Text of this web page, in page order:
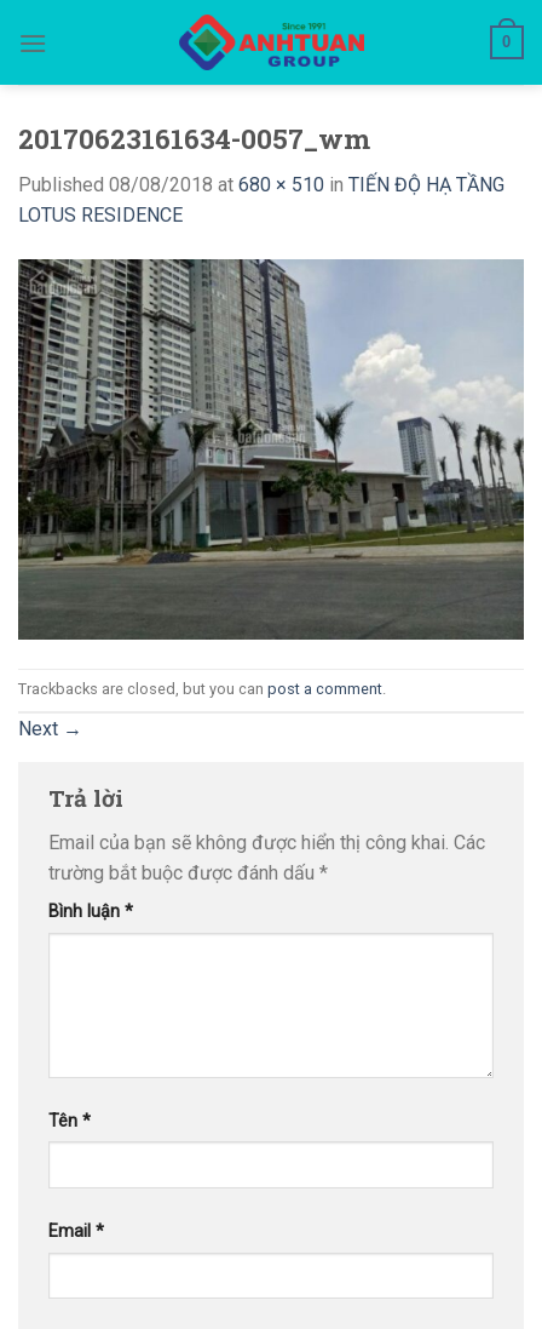
0
20170623161634-0057_wm
Published 08/08/2018 at 680 × 510 in TIẾN ĐỘ HẠ TẦNG
LOTUS RESIDENCE
Trackbacks are closed, but you can post a comment.
Next →
Trả lời
Email của bạn sẽ không được hiển thị công khai. Các
trường bắt buộc được đánh dấu *
Bình luận *
Tên *
Email *